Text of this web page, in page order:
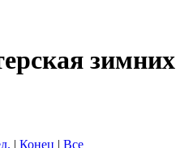
зимних
| Конец | Все